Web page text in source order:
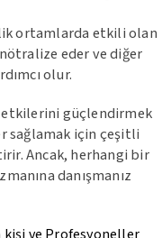
ortamlarda etkili olan
eder ve diğer
olur.
güçlendirmek
sağlamak için çeşitli
Ancak, herhangi bir
danışmanız